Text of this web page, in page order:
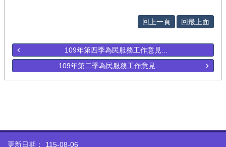
回上一頁 回最上面
109年第四季為民服務工作意見...
109年第二季為民服務工作意見...
更新日期： 115-08-06